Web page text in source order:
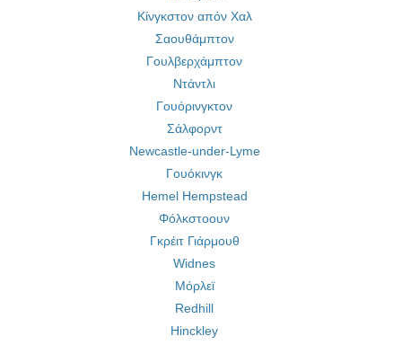
Κίνγκστον απόν Χαλ
Σαουθάμπτον
Γουλβερχάμπτον
Ντάντλι
Γουόρινγκτον
Σάλφορντ
Newcastle-under-Lyme
Γουόκινγκ
Hemel Hempstead
Φόλκστοουν
Γκρέιτ Γιάρμουθ
Widnes
Μόρλεϊ
Redhill
Hinckley